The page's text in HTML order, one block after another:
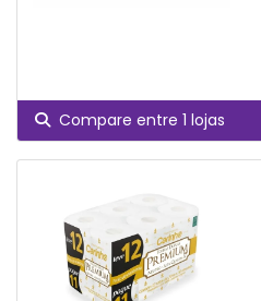
Compare entre 1 lojas